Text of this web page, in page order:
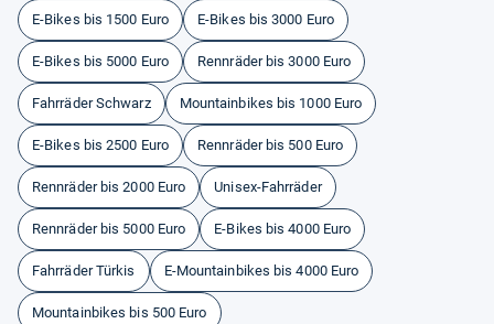
E-Bikes bis 1500 Euro E-Bikes bis 3000 Euro
E-Bikes bis 5000 Euro Rennräder bis 3000 Euro
Fahrräder Schwarz Mountainbikes bis 1000 Euro
E-Bikes bis 2500 Euro Rennräder bis 500 Euro
Rennräder bis 2000 Euro Unisex-Fahrräder
Rennräder bis 5000 Euro E-Bikes bis 4000 Euro
Fahrräder Türkis E-Mountainbikes bis 4000 Euro
Mountainbikes bis 500 Euro